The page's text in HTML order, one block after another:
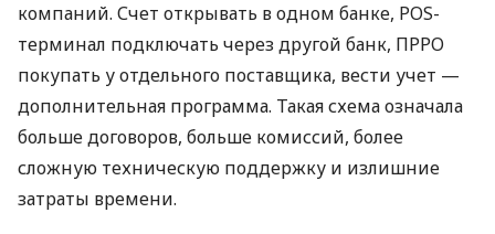
компаний. Счет открывать в одном банке, POS-
терминал подключать через другой банк, ПРРО
покупать у отдельного поставщика, вести учет —
дополнительная программа. Такая схема означала
больше договоров, больше комиссий, более
сложную техническую поддержку и излишние
затраты времени.